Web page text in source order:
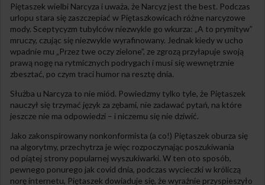
Piętaszek wielbi Narcyza i uważa, że Narcyz jest the best. Podczas
urlopu stara się zaszczepiać w Piętaszkowicach różne narcyzowe
mody. Sceptycyzm tubylców niezwykle go wkurza: „A to prymityw”
mruczy, czując się niezwykle wyrafinowany. Jednak kiedy w ucho
wpadnie mu „Przez twe oczy zielone”, ze zgrozą przyłapuje swoją
prawą nogę na rytmicznych podrygach i musi się wewnętrznie
zbesztać, po czym traci humor na resztę dnia.
Służba u Narcyza to nie miód. Powiedzmy tylko tyle, że Piętaszek
nauczył się trzymać język za zębami, nie zadawać pytań, na które
jeszcze nie ma odpowiedzi – i niczemu się nie dziwić.
Jako zakonspirowany nonkonformista (a co!) Piętaszek oburza się
na algorytmy, przechytrza je więc rozpoczynając poszukiwania
od piątej strony popularnej wyszukiwarki. W ten oto sposób,
pewnego ponurego jak covid dnia, podczas wycieczki w króliczą
norę internetu, Piętaszek dowiaduje się, że wyraźnie przyspieszyło